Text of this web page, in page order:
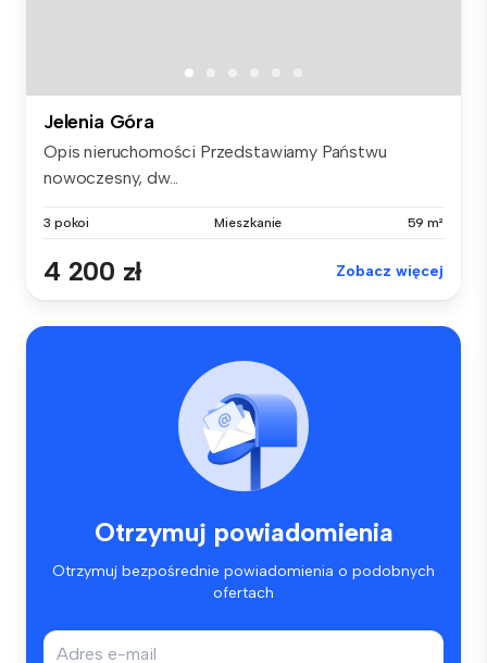
Jelenia Góra
Opis nieruchomości Przedstawiamy Państwu
nowoczesny, dw...
3 pokoi Mieszkanie 59 m²
4 200 zł Zobacz więcej
Otrzymuj powiadomienia
Otrzymuj bezpośrednie powiadomienia o podobnych
ofertach